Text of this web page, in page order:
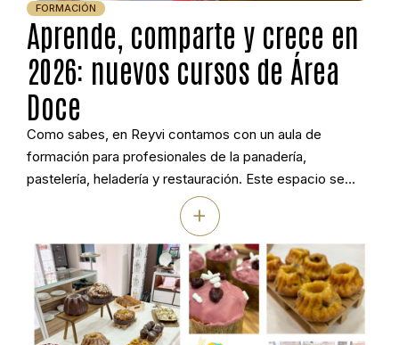
Aprende, comparte y crece en
2026: nuevos cursos de Área
Doce
FORMACIÓN
Como sabes, en Reyvi contamos con un aula de
formación para profesionales de la panadería,
pastelería, heladería y restauración. Este espacio se
llama Área Doce. A lo largo de los años hemos impartido
cientos de cursos, talleres y demostraciones, siempre
con el apoyo más valioso: el de nuestros alumnos.
Gracias a ellos, Área Doce se […]
+